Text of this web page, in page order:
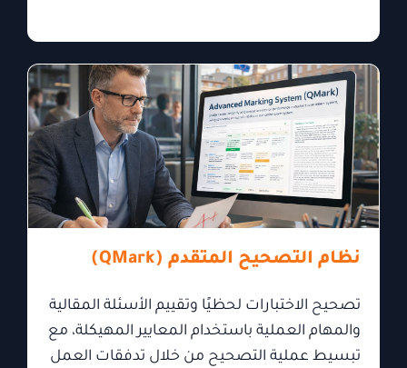
نظام التصحيح المتقدم (QMark)
تصحيح الاختبارات لحظيًا وتقييم الأسئلة المقالية
والمهام العملية باستخدام المعايير المهيكلة، مع
تبسيط عملية التصحيح من خلال تدفقات العمل